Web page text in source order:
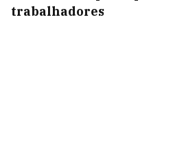
trabalhadores